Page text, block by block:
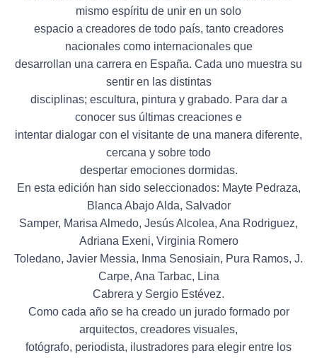
mismo espíritu de unir en un solo
espacio a creadores de todo país, tanto creadores
nacionales como internacionales que
desarrollan una carrera en España. Cada uno muestra su
sentir en las distintas
disciplinas; escultura, pintura y grabado. Para dar a
conocer sus últimas creaciones e
intentar dialogar con el visitante de una manera diferente,
cercana y sobre todo
despertar emociones dormidas.
En esta edición han sido seleccionados: Mayte Pedraza,
Blanca Abajo Alda, Salvador
Samper, Marisa Almedo, Jesús Alcolea, Ana Rodriguez,
Adriana Exeni, Virginia Romero
Toledano, Javier Messia, Inma Senosiain, Pura Ramos, J.
Carpe, Ana Tarbac, Lina
Cabrera y Sergio Estévez.
Como cada año se ha creado un jurado formado por
arquitectos, creadores visuales,
fotógrafo, periodista, ilustradores para elegir entre los